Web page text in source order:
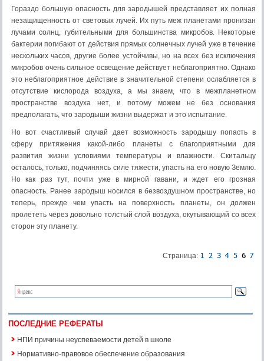
Гораздо большую опасность для зародышей представляет их полная
незащищенность от световых лучей. Их путь меж планетами пронизан
лучами солнц, губительными для большинства микробов. Некоторые
бактерии погибают от действия прямых солнечных лучей уже в течение
нескольких часов, другие более устойчивы, но на всех без исключения
микробов очень сильное освещение действует неблагоприятно. Однако
это неблагоприятное действие в значительной степени ослабляется в
отсут­ствие кислорода воздуха, а мы знаем, что в межпланетном
пространстве воздуха нет, и потому можем не без основания
предполагать, что зароды­ши жизни выдержат и это испытание.
Но вот счастливый случай дает возможность зародышу попасть в
сферу притяжения какой-либо планеты с благоприятными для
развития жизни условиями температуры и влажности. Скитальцу
осталось, толь­ко, подчиняясь силе тяжести, упасть на его новую Землю.
Но как раз тут, почти уже в мирной гавани, и ждет его грозная
опасность. Ранее зародыш носился в безвоздушном пространстве, но
теперь, прежде чем упасть на поверхность планеты, он должен
пролететь через довольно толстый слой воздуха, окутывающий со всех
сторон эту планету.
Страница:
ПОСЛЕДНИЕ РЕФЕРАТЫ
НПИ причины неуспеваемости детей в школе
Нормативно-правовое обеспечение образования